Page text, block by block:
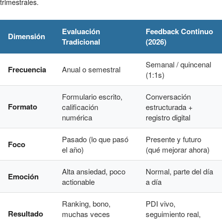
trimestrales.
Dimensión
Evaluación
Tradicional
Feedback Continuo
(2026)
Frecuencia Anual o semestral
Semanal / quincenal
(1:1s)
Formato
Formulario escrito,
calificación
numérica
Conversación
estructurada +
registro digital
Foco
Pasado (lo que pasó
el año)
Presente y futuro
(qué mejorar ahora)
Emoción
Alta ansiedad, poco
actionable
Normal, parte del día
a día
Resultado
Ranking, bono,
muchas veces
PDI vivo,
seguimiento real,